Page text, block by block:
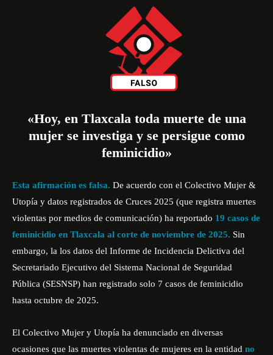
«Hoy, en Tlaxcala toda muerte de una
mujer se investiga y se persigue como
feminicidio»
Esta afirmación es falsa. De acuerdo con el Colectivo Mujer &
Utopía y datos registrados de Cruces 2025 (que registra muertes
violentas por medios de comunicación) ha reportado 19 casos de
feminicidio en Tlaxcala al corte de noviembre de 2025. Sin
embargo, la los datos del Informe de Incidencia Delictiva del
Secretariado Ejecutivo del Sistema Nacional de Seguridad
Pública (SESNSP) han registrado solo 7 casos de feminicidio
hasta octubre de 2025.
El Colectivo Mujer y Utopía ha denunciado en diversas
ocasiones que las muertes violentas de mujeres en la entidad no